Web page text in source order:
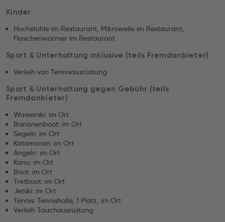
Kinder
Hochstühle im Restaurant, Mikrowelle im Restaurant,
Flaschenwärmer im Restaurant
Sport & Unterhaltung inklusive (teils Fremdanbieter)
Verleih von Tennisausrüstung
Sport & Unterhaltung gegen Gebühr (teils
Fremdanbieter)
Wasserski: im Ort
Bananenboot: im Ort
Segeln: im Ort
Katamaran: im Ort
Angeln: im Ort
Kanu: im Ort
Boot: im Ort
Tretboot: im Ort
Jetski: im Ort
Tennis: Tennishalle, 1 Platz, im Ort
Verleih Tauchausrüstung